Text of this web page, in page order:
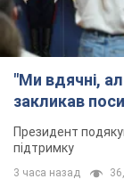
"Ми вдячні,
закликав
Президент
підтримку
3 часа назад